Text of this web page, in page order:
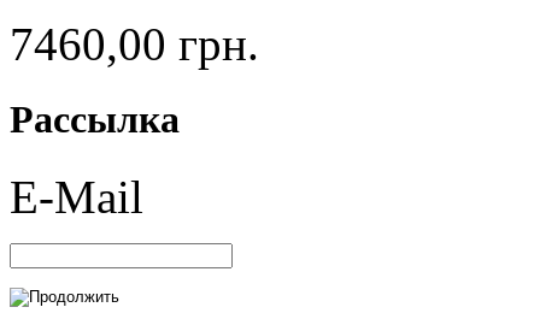
7460,00 грн.
Рассылка
E-Mail